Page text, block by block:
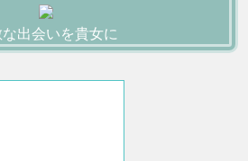
出会いを貴女に